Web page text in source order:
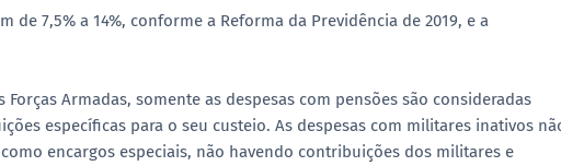
de 7,5% a 14%, conforme a Reforma da Previdência de 2019, e a
Armadas, somente as despesas com pensões são consideradas
específicas para o seu custeio. As despesas com militares inativos
encargos especiais, não havendo contribuições dos militares e